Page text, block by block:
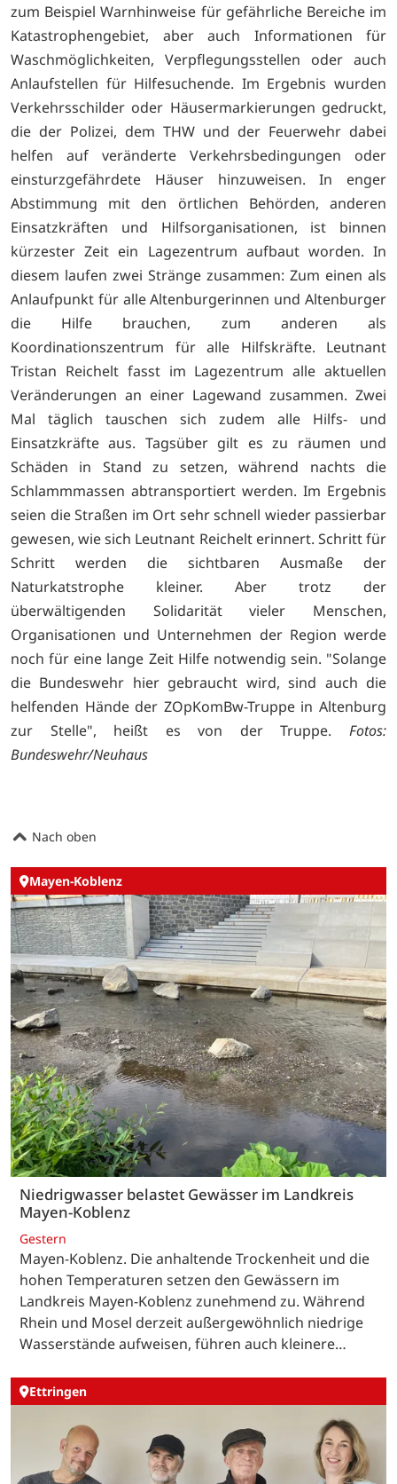
zum Beispiel Warnhinweise für gefährliche Bereiche im
Katastrophengebiet, aber auch Informationen für
Waschmöglichkeiten, Verpflegungsstellen oder auch
Anlaufstellen für Hilfesuchende. Im Ergebnis wurden
Verkehrsschilder oder Häusermarkierungen gedruckt,
die der Polizei, dem THW und der Feuerwehr dabei
helfen auf veränderte Verkehrsbedingungen oder
einsturzgefährdete Häuser hinzuweisen. In enger
Abstimmung mit den örtlichen Behörden, anderen
Einsatzkräften und Hilfsorganisationen, ist binnen
kürzester Zeit ein Lagezentrum aufbaut worden. In
diesem laufen zwei Stränge zusammen: Zum einen als
Anlaufpunkt für alle Altenburgerinnen und Altenburger
die Hilfe brauchen, zum anderen als
Koordinationszentrum für alle Hilfskräfte. Leutnant
Tristan Reichelt fasst im Lagezentrum alle aktuellen
Veränderungen an einer Lagewand zusammen. Zwei
Mal täglich tauschen sich zudem alle Hilfs- und
Einsatzkräfte aus. Tagsüber gilt es zu räumen und
Schäden in Stand zu setzen, während nachts die
Schlammmassen abtransportiert werden. Im Ergebnis
seien die Straßen im Ort sehr schnell wieder passierbar
gewesen, wie sich Leutnant Reichelt erinnert. Schritt für
Schritt werden die sichtbaren Ausmaße der
Naturkatstrophe kleiner. Aber trotz der
überwältigenden Solidarität vieler Menschen,
Organisationen und Unternehmen der Region werde
noch für eine lange Zeit Hilfe notwendig sein. "Solange
die Bundeswehr hier gebraucht wird, sind auch die
helfenden Hände der ZOpKomBw-Truppe in Altenburg
zur Stelle", heißt es von der Truppe. Fotos:
Bundeswehr/Neuhaus
Nach oben
Mayen-Koblenz
Niedrigwasser belastet Gewässer im Landkreis
Mayen-Koblenz
Gestern
Mayen-Koblenz. Die anhaltende Trockenheit und die
hohen Temperaturen setzen den Gewässern im
Landkreis Mayen-Koblenz zunehmend zu. Während
Rhein und Mosel derzeit außergewöhnlich niedrige
Wasserstände aufweisen, führen auch kleinere…
Ettringen